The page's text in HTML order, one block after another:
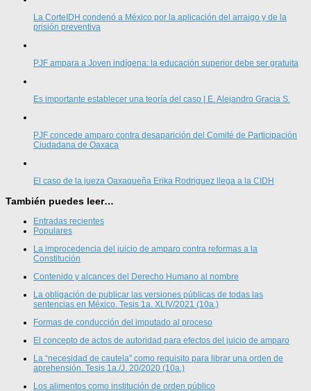
La CorteIDH condenó a México por la aplicación del arraigo y de la
prisión preventiva
PJF ampara a Joven indígena: la educación superior debe ser gratuita
Es importante establecer una teoría del caso | E. Alejandro Gracia S.
PJF concede amparo contra desaparición del Comité de Participación
Ciudadana de Oaxaca
El caso de la jueza Oaxaqueña Erika Rodriguez llega a la CIDH
También puedes leer…
Entradas recientes
Populares
La improcedencia del juicio de amparo contra reformas a la
Constitución
Contenido y alcances del Derecho Humano al nombre
La obligación de publicar las versiones públicas de todas las
sentencias en México. Tesis 1a. XLIV/2021 (10a.)
Formas de conducción del imputado al proceso
El concepto de actos de autoridad para efectos del juicio de amparo
La “necesidad de cautela” como requisito para librar una orden de
aprehensión. Tesis 1a./J. 20/2020 (10a.)
Los alimentos como institución de orden público